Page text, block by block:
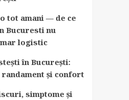
tot amani — de ce
Bucuresti nu
logistic
în București:
și confort
simptome și